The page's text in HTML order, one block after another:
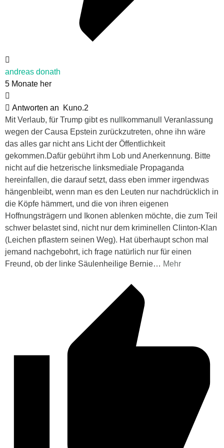
andreas donath
5 Monate her
Antworten an
Kuno.2
Mit Verlaub, für Trump gibt es nullkommanull Veranlassung
wegen der Causa Epstein zurückzutreten, ohne ihn wäre
das alles gar nicht ans Licht der Öffentlichkeit
gekommen.Dafür gebührt ihm Lob und Anerkennung. Bitte
nicht auf die hetzerische linksmediale Propaganda
hereinfallen, die darauf setzt, dass eben immer irgendwas
hängenbleibt, wenn man es den Leuten nur nachdrücklich in
die Köpfe hämmert, und die von ihren eigenen
Hoffnungsträgern und Ikonen ablenken möchte, die zum Teil
schwer belastet sind, nicht nur dem kriminellen Clinton-Klan
(Leichen pflastern seinen Weg). Hat überhaupt schon mal
jemand nachgebohrt, ich frage natürlich nur für einen
Freund, ob der linke Säulenheilige Bernie… Mehr